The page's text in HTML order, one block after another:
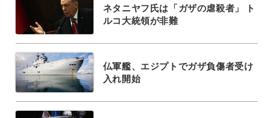
ネタニヤフ氏は「ガザの虐殺者」 ト
ルコ大統領が非難
仏軍艦、エジプトでガザ負傷者受け
入れ開始